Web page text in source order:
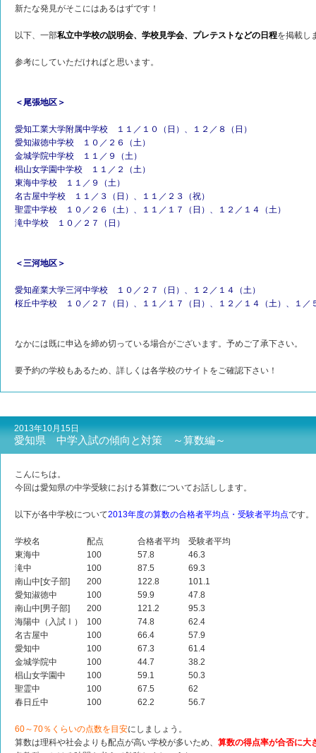
新たな発見がそこにはあるはずです！
以下、一部私立中学校の説明会、学校見学会、プレテストなどの日程を掲載し
参考にしていただければと思います。
＜尾張地区＞
愛知工業大学附属中学校 １１／１０（日）、１２／８（日）
愛知淑徳中学校 １０／２６（土）
金城学院中学校 １１／９（土）
椙山女学園中学校 １１／２（土）
東海中学校 １１／９（土）
名古屋中学校 １１／３（日）、１１／２３（祝）
聖霊中学校 １０／２６（土）、１１／１７（日）、１２／１４（土）
滝中学校 １０／２７（日）
＜三河地区＞
愛知産業大学三河中学校 １０／２７（日）、１２／１４（土）
桜丘中学校 １０／２７（日）、１１／１７（日）、１２／１４（土）、１／
なかには既に申込を締め切っている場合がございます。予めご了承下さい。
要予約の学校もあるため、詳しくは各学校のサイトをご確認下さい！
2013年10月15日
愛知県 中学入試の傾向と対策 ～算数編～
こんにちは。
今回は愛知県の中学受験における算数についてお話しします。
以下が各中学校について2013年度の算数の合格者平均点・受験者平均点です。
学校名 配点 合格者平均
受験者平均
東海中
100 57.8
46.3
滝中
100 87.5
69.3
南山中[女子部]
200 122.8
101.1
愛知淑徳中
100 59.9
47.8
南山中[男子部]
200 121.2
95.3
海陽中（入試Ⅰ）
100 74.8
62.4
名古屋中
100 66.4
57.9
愛知中
100 67.3
61.4
金城学院中
100 44.7
38.2
椙山女学園中
100 59.1
50.3
聖霊中
100 67.5
62
春日丘中
100 62.2 56.7
60～70％くらいの点数を目安にしましょう。
算数は理科や社会よりも配点が高い学校が多いため、 算数の得点率が合否に大